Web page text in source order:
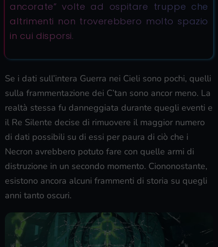
ancorate” volte ad ospitare truppe che
altrimenti non troverebbero molto spazio
in cui disporsi.
Se i dati sull’intera Guerra nei Cieli sono pochi, quelli
sulla frammentazione dei C’tan sono ancor meno. La
realtà stessa fu danneggiata durante quegli eventi e
il Re Silente decise di rimuovere il maggior numero
di dati possibili su di essi per paura di ciò che i
Necron avrebbero potuto fare con quelle armi di
distruzione in un secondo momento. Ciononostante,
esistono ancora alcuni frammenti di storia su quegli
anni tanto oscuri.